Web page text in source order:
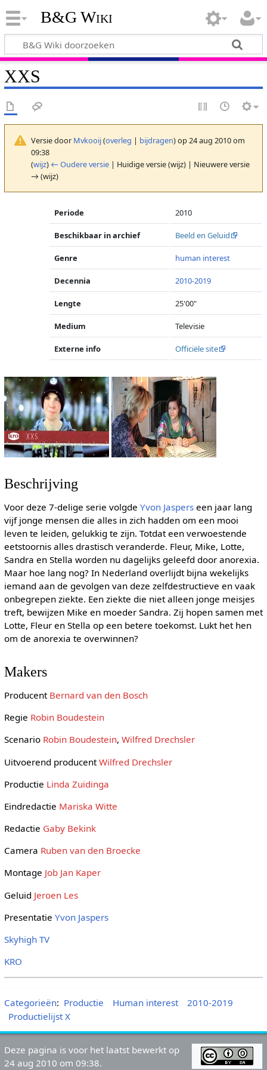
B&G Wiki
XXS
Versie door Mvkooij(overleg | bijdragen)op 24 aug 2010 om
09:38
(wijz) ← Oudere versie| Huidige versie (wijz) | Nieuwere versie
→ (wijz)
Periode 2010
Beschikbaar in archief Beeld en Geluid
Genre human interest
Decennia 2010-2019
Lengte 25'00"
Medium Televisie
Externe info Officiële site
Beschrijving
Voor deze 7-delige serie volgde Yvon Jasperseen jaar lang
vijf jonge mensen die alles in zich hadden om een mooi
leven te leiden, gelukkig te zijn. Totdat een verwoestende
eetstoornis alles drastisch veranderde. Fleur, Mike, Lotte,
Sandra en Stella worden nu dagelijks geleefd door anorexia.
Maar hoe lang nog? In Nederland overlijdt bijna wekelijks
iemand aan de gevolgen van deze zelfdestructieve en vaak
onbegrepen ziekte. Een ziekte die niet alleen jonge meisjes
treft, bewijzen Mike en moeder Sandra. Zij hopen samen met
Lotte, Fleur en Stella op een betere toekomst. Lukt het hen
om de anorexia te overwinnen?
Makers
Producent Bernard van den Bosch
Regie Robin Boudestein
Scenario Robin Boudestein, Wilfred Drechsler
Uitvoerend producentWilfred Drechsler
Productie Linda Zuidinga
Eindredactie Mariska Witte
Redactie Gaby Bekink
Camera Ruben van den Broecke
Montage Job Jan Kaper
Geluid Jeroen Les
Presentatie Yvon Jaspers
Skyhigh TV
KRO
Categorieën: Productie Human interest
2010-2019
Productielijst X
Deze pagina is voor het laatst bewerkt op
24 aug 2010 om 09:38.